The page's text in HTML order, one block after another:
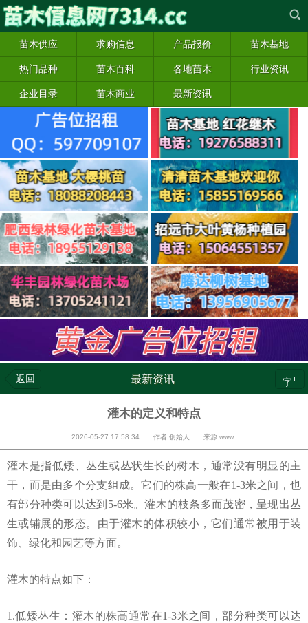
苗木供应 求购信息 产品报价 苗木基地
热门品种 苗木百科 各地苗木 行业资讯
企业目录 苗木商业 最新资讯
返回 最新资讯 字+
灌木的定义和特点
2026-05-27 17:58:34 作者:创始人 来源:www
灌木是指低矮、丛生或丛状生长的树木，通常没有明显的主
干，而是由多个分支组成。它们的株高一般在1-3米之间，也
有部分种类可以达到5-6米。灌木的枝条多而茂密，呈现出丛
生或铺展的形态。由于灌木的体积较小，它们通常被用于装
饰、绿化和园艺等方面。
灌木的特点如下：
1.低矮丛生：灌木的株高通常在1-3米之间，部分种类可以达